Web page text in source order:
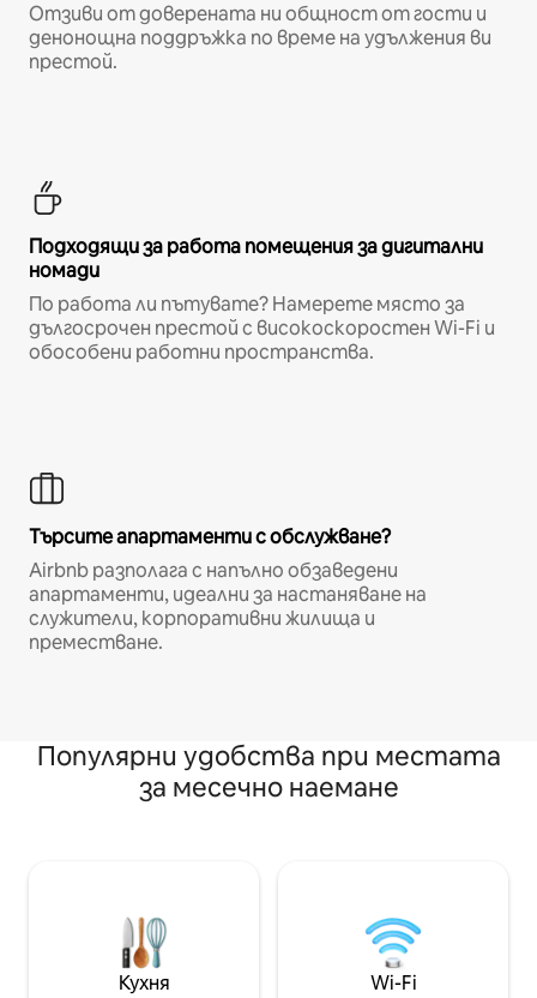
Отзиви от доверената ни общност от гости и
денонощна поддръжка по време на удължения ви
престой.
Подходящи за работа помещения за дигитални
номади
По работа ли пътувате? Намерете място за
дългосрочен престой с високоскоростен Wi-Fi и
обособени работни пространства.
Търсите апартаменти с обслужване?
Airbnb разполага с напълно обзаведени
апартаменти, идеални за настаняване на
служители, корпоративни жилища и
преместване.
Популярни удобства при местата
за месечно наемане
Кухня Wi-Fi